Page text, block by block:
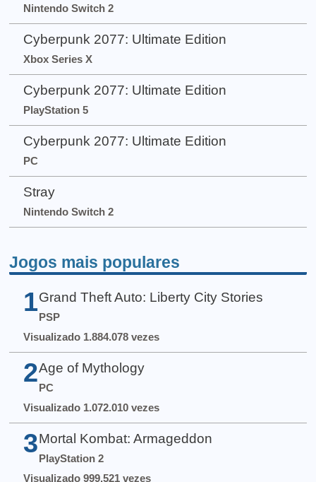
Nintendo Switch 2
Cyberpunk 2077: Ultimate Edition
Xbox Series X
Cyberpunk 2077: Ultimate Edition
PlayStation 5
Cyberpunk 2077: Ultimate Edition
PC
Stray
Nintendo Switch 2
Jogos mais populares
1 Grand Theft Auto: Liberty City Stories
PSP
Visualizado 1.884.078 vezes
2 Age of Mythology
PC
Visualizado 1.072.010 vezes
3 Mortal Kombat: Armageddon
PlayStation 2
Visualizado 999.521 vezes